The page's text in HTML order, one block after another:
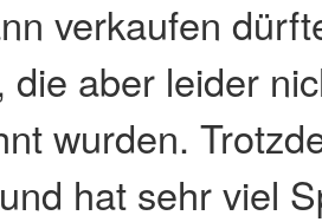
verkaufen
die aber leider
wurden.
hat sehr viel